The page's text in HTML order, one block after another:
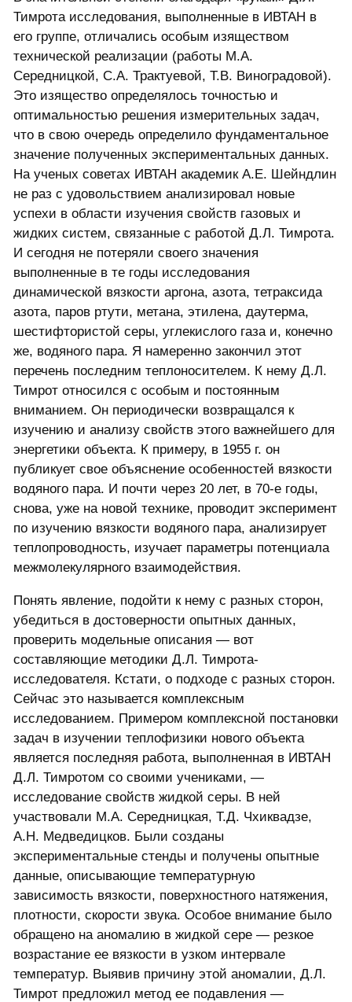
Тимрота исследования, выполненные в ИВТАН в
его группе, отличались особым изяществом
технической реализации (работы М.А.
Середницкой, С.А. Трактуевой, Т.В. Виноградовой).
Это изящество определялось точностью и
оптимальностью решения измерительных задач,
что в свою очередь определило фундаментальное
значение полученных экспериментальных данных.
На ученых советах ИВТАН академик А.Е. Шейндлин
не раз с удовольствием анализировал новые
успехи в области изучения свойств газовых и
жидких систем, связанные с работой Д.Л. Тимрота.
И сегодня не потеряли своего значения
выполненные в те годы исследования
динамической вязкости аргона, азота, тетраксида
азота, паров ртути, метана, этилена, даутерма,
шестифтористой серы, углекислого газа и, конечно
же, водяного пара. Я намеренно закончил этот
перечень последним теплоносителем. К нему Д.Л.
Тимрот относился с особым и постоянным
вниманием. Он периодически возвращался к
изучению и анализу свойств этого важнейшего для
энергетики объекта. К примеру, в 1955 г. он
публикует свое объяснение особенностей вязкости
водяного пара. И почти через 20 лет, в 70-е годы,
снова, уже на новой технике, проводит эксперимент
по изучению вязкости водяного пара, анализирует
теплопроводность, изучает параметры потенциала
межмолекулярного взаимодействия.
Понять явление, подойти к нему с разных сторон,
убедиться в достоверности опытных данных,
проверить модельные описания — вот
составляющие методики Д.Л. Тимрота-
исследователя. Кстати, о подходе с разных сторон.
Сейчас это называется комплексным
исследованием. Примером комплексной постановки
задач в изучении теплофизики нового объекта
является последняя работа, выполненная в ИВТАН
Д.Л. Тимротом со своими учениками, —
исследование свойств жидкой серы. В ней
участвовали М.А. Середницкая, Т.Д. Чхиквадзе,
А.Н. Медведицков. Были созданы
экспериментальные стенды и получены опытные
данные, описывающие температурную
зависимость вязкости, поверхностного натяжения,
плотности, скорости звука. Особое внимание было
обращено на аномалию в жидкой сере — резкое
возрастание ее вязкости в узком интервале
температур. Выявив причину этой аномалии, Д.Л.
Тимрот предложил метод ее подавления —